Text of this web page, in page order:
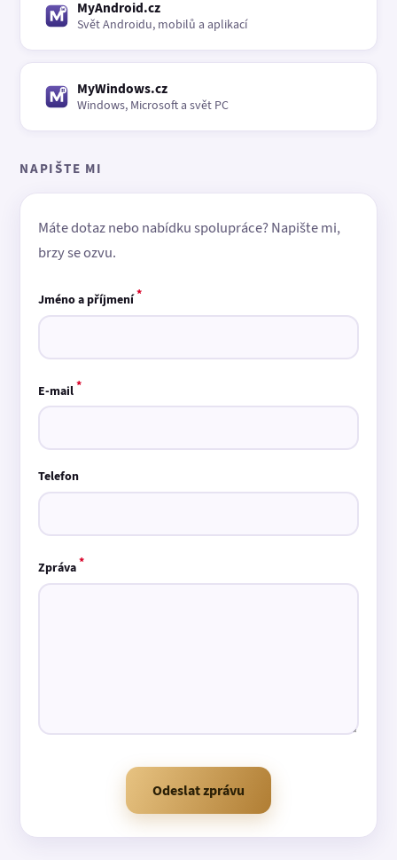
MyAndroid.cz
Svět Androidu, mobilů a aplikací
MyWindows.cz
Windows, Microsoft a svět PC
NAPIŠTE MI
Máte dotaz nebo nabídku spolupráce? Napište mi,
brzy se ozvu.
Jméno a příjmení*
E-mail*
Telefon
Zpráva*
Odeslat zprávu